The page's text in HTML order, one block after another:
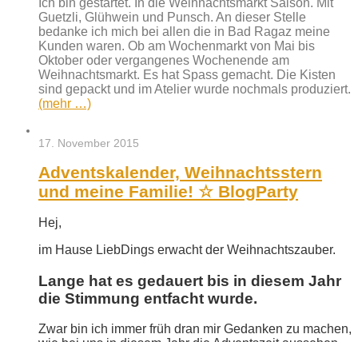
Ich bin gestartet. In die Weihnachtsmarkt Saison. Mit
Guetzli, Glühwein und Punsch. An dieser Stelle
bedanke ich mich bei allen die in Bad Ragaz meine
Kunden waren. Ob am Wochenmarkt von Mai bis
Oktober oder vergangenes Wochenende am
Weihnachtsmarkt. Es hat Spass gemacht. Die Kisten
sind gepackt und im Atelier wurde nochmals produziert.
(mehr …)
17. November 2015
Adventskalender, Weihnachtsstern
und meine Familie! ☆ BlogParty
Hej,
im Hause LiebDings erwacht der Weihnachtszauber.
Lange hat es gedauert bis in diesem Jahr
die Stimmung entfacht wurde.
Zwar bin ich immer früh dran mir Gedanken zu machen,